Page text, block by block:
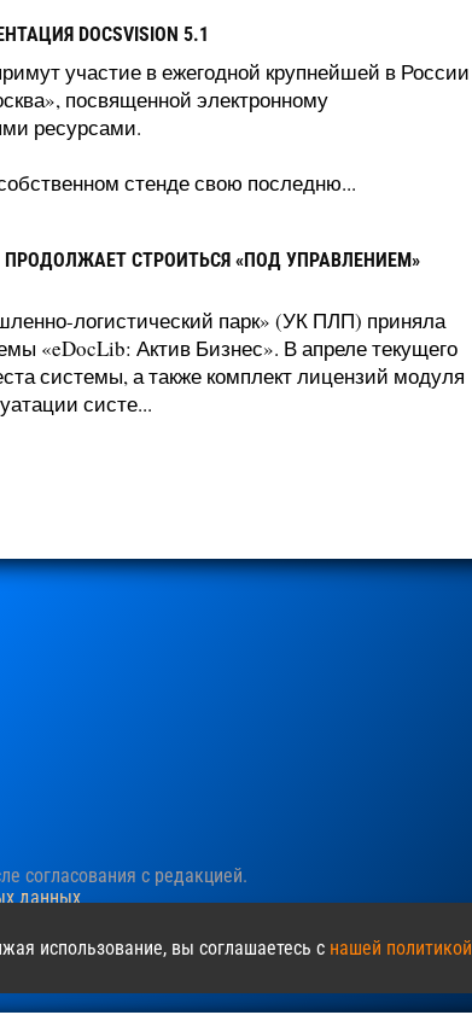
DOCSVISION 5.1
участие в ежегодной крупнейшей в России
посвященной электронному
ресурсами.
стенде свою последню...
СТРОИТЬСЯ «ПОД УПРАВЛЕНИЕМ»
логистический парк» (УК ПЛП) приняла
«eDocLib: Актив Бизнес». В апреле текущего
системы, а также комплект лицензий модуля
систе...
согласования c редакцией.
данных
использование, вы соглашаетесь с нашей политикой